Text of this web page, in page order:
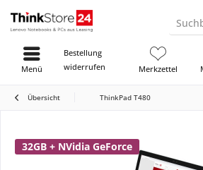
Bestellung
widerrufen
Merkzettel
Menü
Übersicht ThinkPad T480
32GB + NVidia GeForce